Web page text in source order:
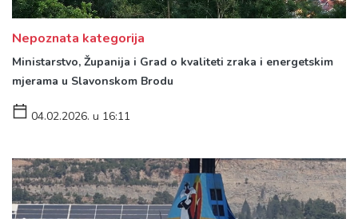
Nepoznata kategorija
Ministarstvo, Županija i Grad o kvaliteti zraka i energetskim
mjerama u Slavonskom Brodu
04.02.2026. u 16:11